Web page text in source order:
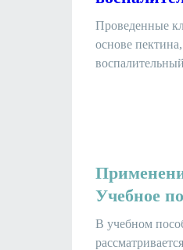
Проведенные
основе
Учебное
В учебном